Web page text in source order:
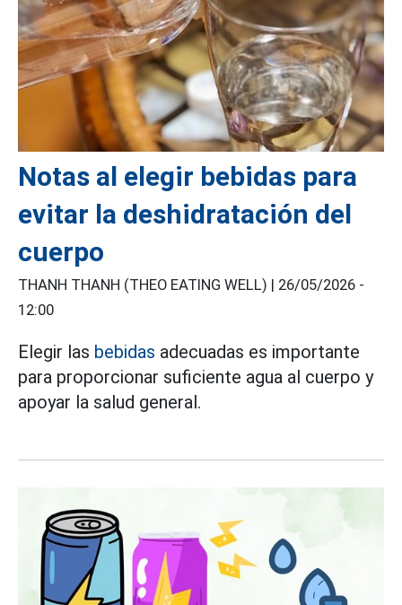
Notas al elegir bebidas para
evitar la deshidratación del
cuerpo
THANH THANH (THEO EATING WELL) | 26/05/2026 -
12:00
Elegir las bebidas adecuadas es importante
para proporcionar suficiente agua al cuerpo y
apoyar la salud general.